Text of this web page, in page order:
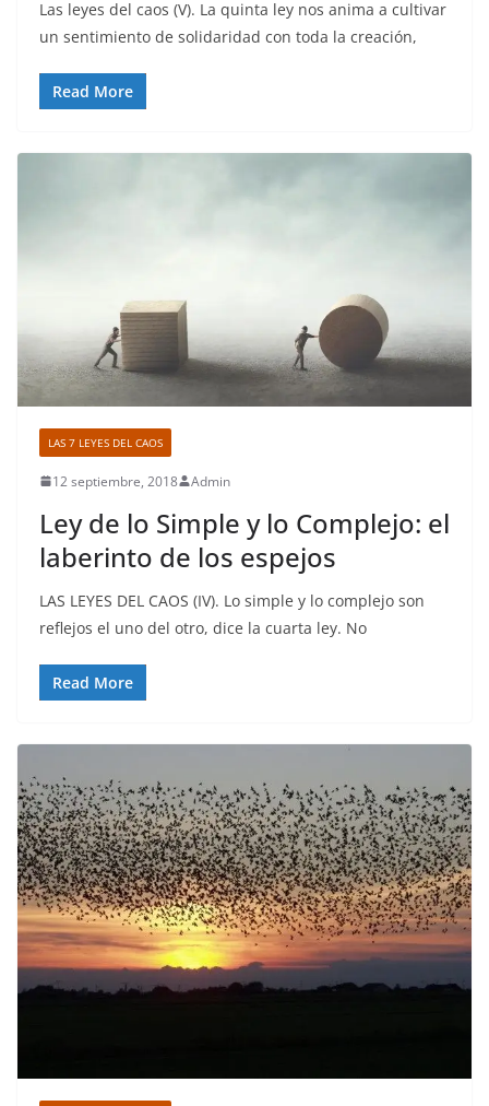
Las leyes del caos (V). La quinta ley nos anima a cultivar
un sentimiento de solidaridad con toda la creación,
Read More
LAS 7 LEYES DEL CAOS
12 septiembre, 2018 Admin
Ley de lo Simple y lo Complejo: el
laberinto de los espejos
LAS LEYES DEL CAOS (IV). Lo simple y lo complejo son
reflejos el uno del otro, dice la cuarta ley. No
Read More